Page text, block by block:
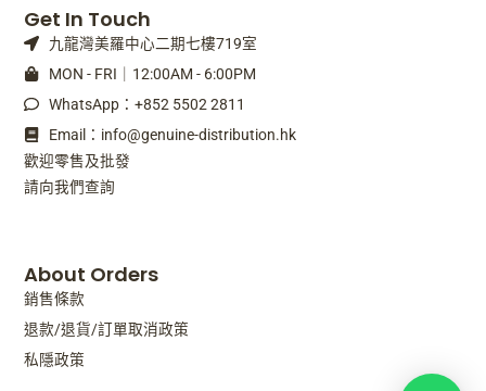
F
a
c
e
b
o
o
k
-
f
M
a
i
l
-
b
u
l
k
About Orders
銷售條款
退款/退貨/訂單取消政策
私隱政策
Get In Touch
九龍灣美羅中心二期七樓719室
MON - FRI｜12:00AM - 6:00PM
WhatsApp：+852 5502 2811
Email：info@genuine-distribution.hk
歡迎零售及批發
請向我們查詢